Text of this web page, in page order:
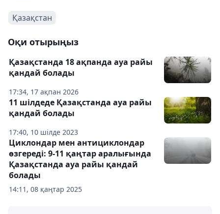
Қазақстан
Оқи отырыңыз
17:34, 17 ақпан 2026
Қазақстанда 18 ақпанда ауа райы
қандай болады
17:40, 10 шілде 2023
11 шілдеде Қазақстанда ауа райы
қандай болады
14:11, 08 қаңтар 2025
Циклондар мен антициклондар
өзгереді: 9-11 қаңтар аралығында
Қазақстанда ауа райы қандай
болады